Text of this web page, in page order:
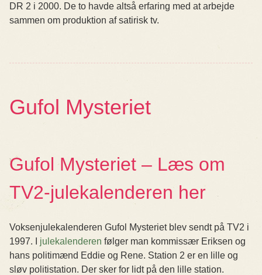
DR 2 i 2000. De to havde altså erfaring med at arbejde
sammen om produktion af satirisk tv.
Gufol Mysteriet
Gufol Mysteriet – Læs om
TV2-julekalenderen her
Voksenjulekalenderen Gufol Mysteriet blev sendt på TV2 i
1997. I julekalenderen følger man kommissær Eriksen og
hans politimænd Eddie og Rene. Station 2 er en lille og
sløv politistation. Der sker for lidt på den lille station.